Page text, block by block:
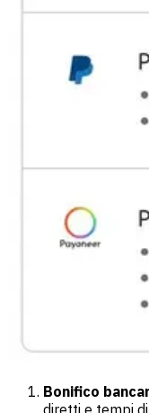
Bonifico